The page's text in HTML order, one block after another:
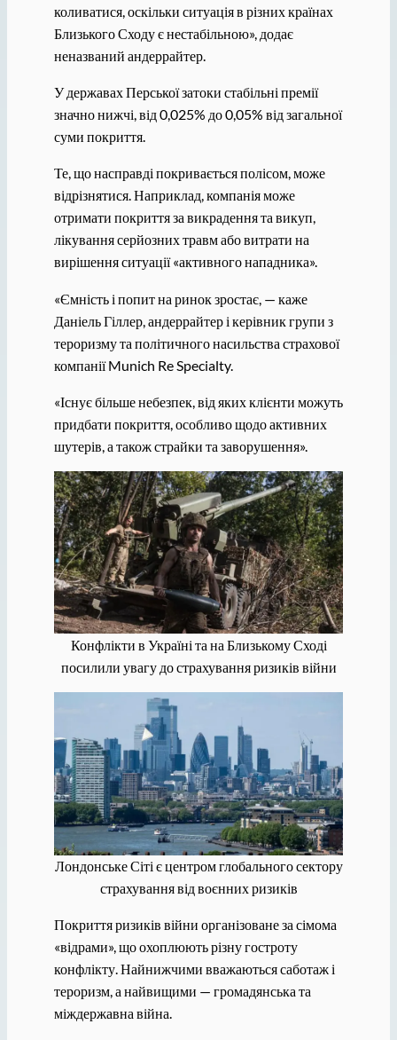
коливатися, оскільки ситуація в різних країнах
Близького Сходу є нестабільною», додає
неназваний андеррайтер.
У державах Перської затоки стабільні премії
значно нижчі, від 0,025% до 0,05% від загальної
суми покриття.
Те, що насправді покривається полісом, може
відрізнятися. Наприклад, компанія може
отримати покриття за викрадення та викуп,
лікування серйозних травм або витрати на
вирішення ситуації «активного нападника».
«Ємність і попит на ринок зростає, — каже
Даніель Гіллер, андеррайтер і керівник групи з
тероризму та політичного насильства страхової
компанії Munich Re Specialty.
«Існує більше небезпек, від яких клієнти можуть
придбати покриття, особливо щодо активних
шутерів, а також страйки та заворушення».
Конфлікти в Україні та на Близькому Сході
посилили увагу до страхування ризиків війни
Лондонське Сіті є центром глобального сектору
страхування від воєнних ризиків
Покриття ризиків війни організоване за сімома
«відрами», що охоплюють різну гостроту
конфлікту. Найнижчими вважаються саботаж і
тероризм, а найвищими — громадянська та
міждержавна війна.